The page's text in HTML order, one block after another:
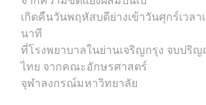
เกิดคืนวันพฤหัสบดีย่างเข้าวันศุกร์เวลา
นาที
ที่โรงพยาบาลในย่านเจริญกรุง จบปริ
ไทย จากคณะอักษรศาสตร์
จุฬาลงกรณ์มหาวิทยาลัย